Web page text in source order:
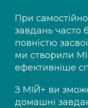
При
завдань часто
повністю
ми створили
ефективніше
З МІЙ+ ви
домашні